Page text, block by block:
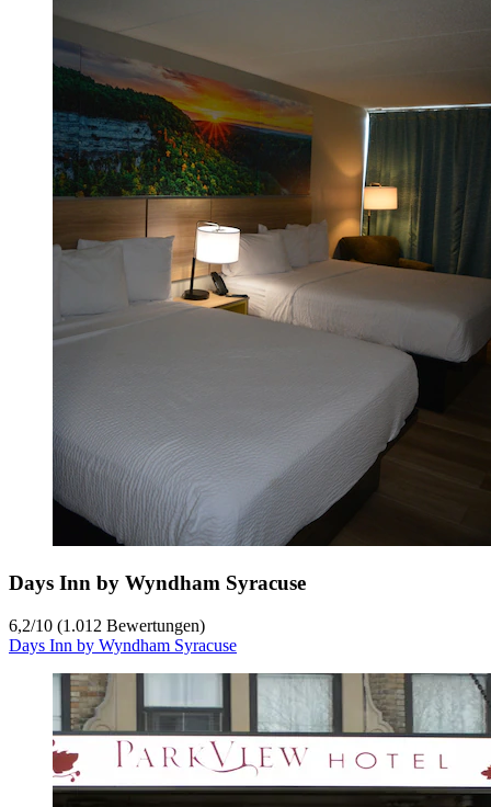
Days Inn by Wyndham Syracuse
6,2/10 (1.012 Bewertungen)
Days Inn by Wyndham Syracuse